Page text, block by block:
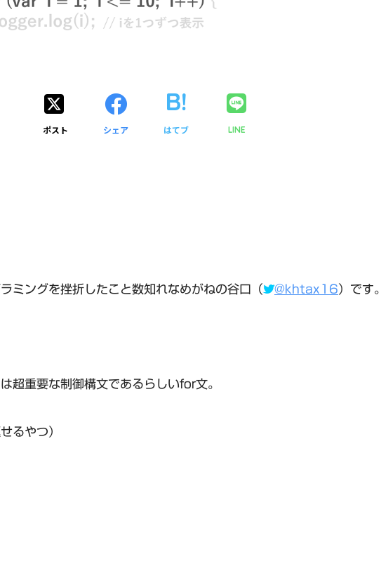
ポスト シェア はてブ LINE
ミングを挫折したこと数知れなめがねの谷口（ @khtax16）です。
超重要な制御構文であるらしいfor文。
るやつ）